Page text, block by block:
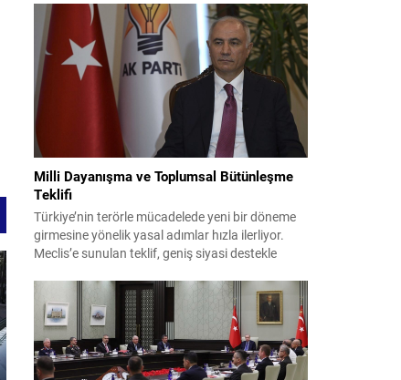
kararı verilmiş olup son adım doğrudan yönetime
ilişkin bir tedbir niteliği taşıyor. İstanbul Emniyet
Müdürlüğü Mali Suçlarla Mücadele Şube
Müdürlüğü ve İstanbul...
Milli Dayanışma ve Toplumsal Bütünleşme
Teklifi
Türkiye’nin terörle mücadelede yeni bir döneme
girmesine yönelik yasal adımlar hızla ilerliyor.
Meclis’e sunulan teklif, geniş siyasi destekle
güçlendirmeyi amaçlıyor. AK Parti Genel
Başkanvekili Efkan Ala, teklifin 360’a yakın
milletvekilinin imzasıyla TBMM Başkanlığı’na
verildiğini belirterek, hem siyasi hem de
toplumsal düzeyde önemli bir destek